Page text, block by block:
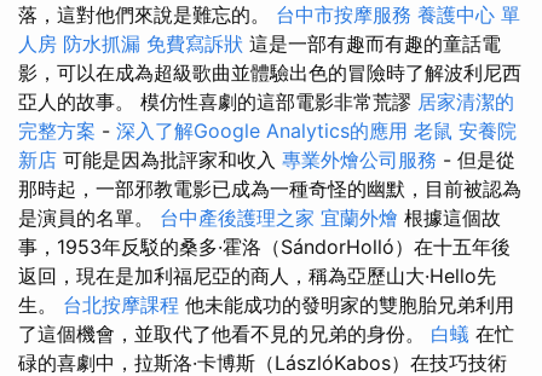
落，這對他們來說是難忘的。 台中市按摩服務 養護中心 單
人房 防水抓漏 免費寫訴狀 這是一部有趣而有趣的童話電
影，可以在成為超級歌曲並體驗出色的冒險時了解波利尼西
亞人的故事。 模仿性喜劇的這部電影非常荒謬 居家清潔的
完整方案 - 深入了解Google Analytics的應用 老鼠 安養院
新店 可能是因為批評家和收入 專業外燴公司服務 - 但是從
那時起，一部邪教電影已成為一種奇怪的幽默，目前被認為
是演員的名單。 台中產後護理之家 宜蘭外燴 根據這個故
事，1953年反駁的桑多·霍洛（SándorHolló）在十五年後
返回，現在是加利福尼亞的商人，稱為亞歷山大·Hello先
生。 台北按摩課程 他未能成功的發明家的雙胞胎兄弟利用
了這個機會，並取代了他看不見的兄弟的身份。 白蟻 在忙
碌的喜劇中，拉斯洛·卡博斯（LászlóKabos）在技巧技術